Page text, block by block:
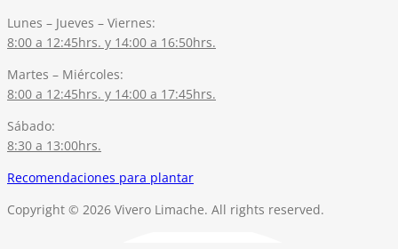
Lunes – Jueves – Viernes:
8:00 a 12:45hrs. y 14:00 a 16:50hrs.
Martes – Miércoles:
8:00 a 12:45hrs. y 14:00 a 17:45hrs.
Sábado:
8:30 a 13:00hrs.
Recomendaciones para plantar
Copyright © 2026 Vivero Limache. All rights reserved.